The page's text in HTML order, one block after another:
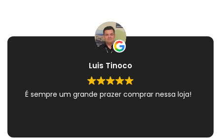
Luis Tinoco
É sempre um grande prazer comprar nessa loja!